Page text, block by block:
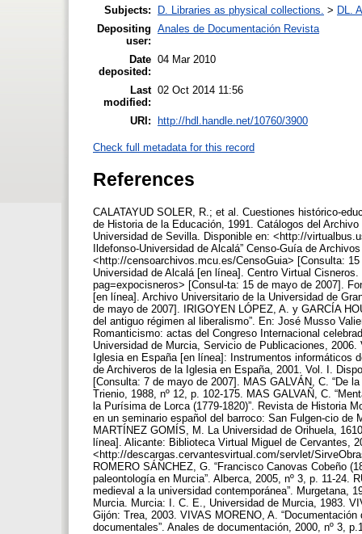
Subjects:
D. Libraries as physical collections. > DL.
Depositing
user:
Anales de Documentación Revista
Date
deposited:
04 Mar 2010
Last
modified:
02 Oct 2014 11:56
URI: http://hdl.handle.net/10760/3900
Check full metadata for this record
References
CALATAYUD SOLER, R.; et al. Cuestiones histórico-
de Historia de la Educación, 1991. Catálogos del
Universidad de Sevilla. Disponible en: <http://
Ildefonso-Universidad de Alcalá” Censo-Guía de
<http://censoarchivos.mcu.es/CensoGuia> [Consulta:
Universidad de Alcalá [en línea]. Centro Virtual
pag=expocisneros> [Consul-ta: 15 de mayo de 2007].
[en línea]. Archivo Universitario de la Universidad de
de mayo de 2007]. IRIGOYEN LÓPEZ, A. y GARCÍA
del antiguo régimen al liberalismo”. En: José Musso
Romanticismo: actas del Congreso Internacional
Universidad de Murcia, Servicio de Publicaciones,
Iglesia en España [en línea]: Instrumentos informáticos
de Archiveros de la Iglesia en España, 2001. Vol. I.
[Consulta: 7 de mayo de 2007]. MAS GALVÁN, C. “De
Trienio, 1988, nº 12, p. 102-175. MAS GALVAÑ, C.
la Purísima de Lorca (1779-1820)”. Revista de Historia
en un seminario español del barroco: San Fulgen-cio de
MARTÍNEZ GOMÍS, M. La Universidad de Orihuela,
línea]. Alicante: Biblioteca Virtual Miguel de Cervantes,
<http://descargas.cervantesvirtual.com/servlet/
ROMERO SÁNCHEZ, G. “Francisco Canovas Cobeño
paleontología en Murcia”. Alberca, 2005, nº 3, p. 11-24.
medieval a la universidad contemporánea”. Murgetana,
Murcia. Murcia: I. C. E., Universidad de Murcia, 1983.
Gijón: Trea, 2003. VIVAS MORENO, A.
documentales”. Anales de documentación, 2000, nº 3,